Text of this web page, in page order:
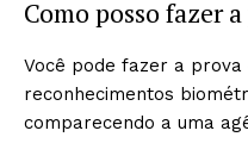
Como posso fazer
Você pode fazer a prova
reconhecimentos
comparecendo a uma